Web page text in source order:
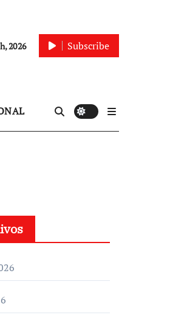
2026 Subscribe